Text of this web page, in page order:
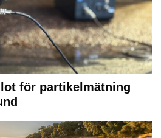
för partikelmätning